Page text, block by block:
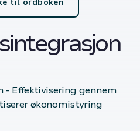
- Effektivisering gennem
økonomistyring